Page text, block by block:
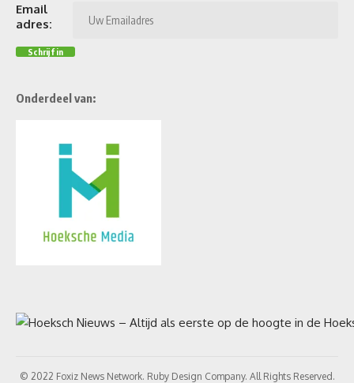
Email
adres:
Onderdeel van:
© 2022 Foxiz News Network. Ruby Design Company. All Rights Reserved.